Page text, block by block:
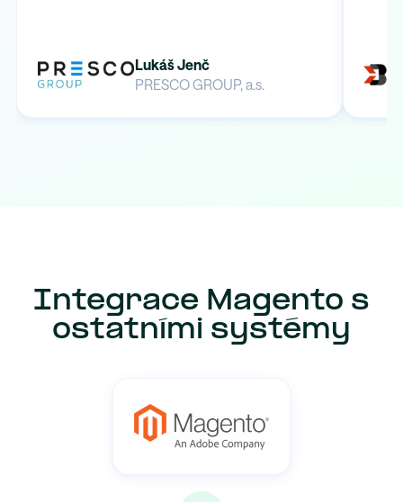
Lukáš Jenč
PRESCO GROUP, a.s.
Integrace Magento s
ostatními systémy